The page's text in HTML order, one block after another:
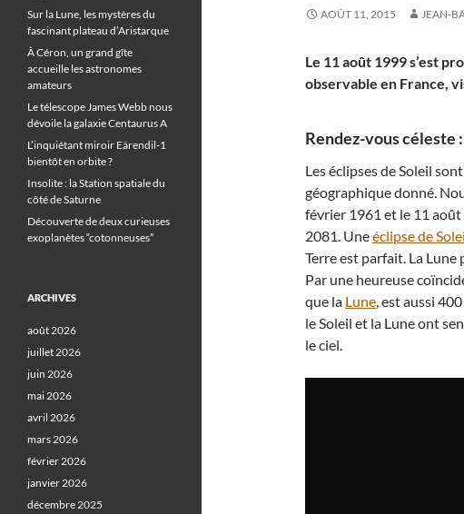
AOÛT 11, 2015 JEAN-
Le 11 août 1999 s’est
observable en France,
Rendez-vous céleste :
Les éclipses de Soleil
géographique donné.
février 1961 et le 11
2081. Uneéclipse de
Terre est parfait. La
Par une heureuse
que la Lune, est aussi
le Soleil et la Lune ont
le ciel.
Sur la Lune, les mystères du
fascinant plateau d’Aristarque
À Céron, un grand gîte
accueille les astronomes
amateurs
Le télescope James Webb nous
dévoile la galaxie Centaurus A
L’inquiétant miroir Eärendil-1
bientôt en orbite ?
Insolite : la Station spatiale du
côté de Saturne
Découverte de deux curieuses
exoplanètes “cotonneuses”
ARCHIVES
août 2026
juillet 2026
juin 2026
mai 2026
avril 2026
mars 2026
février 2026
janvier 2026
décembre 2025